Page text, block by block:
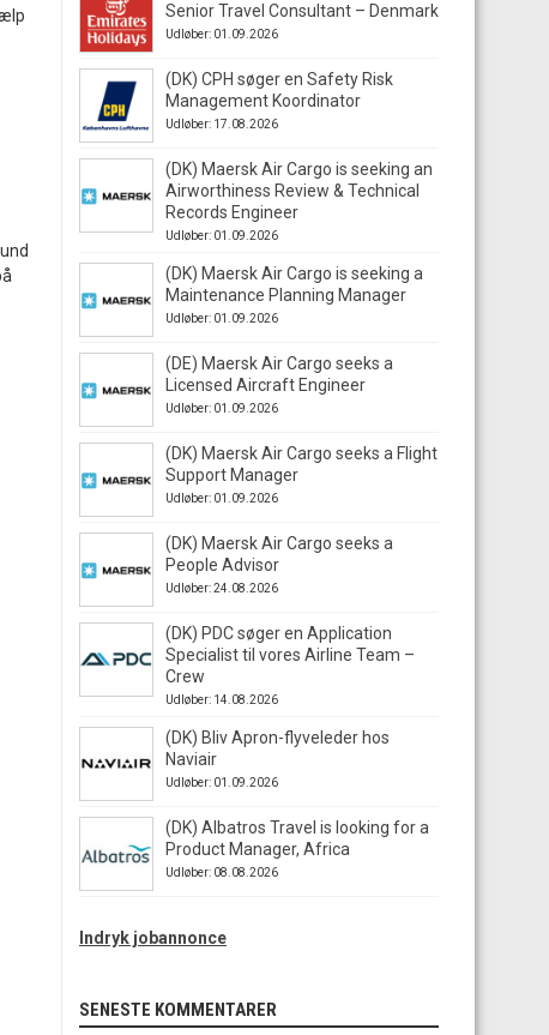
Senior Travel Consultant – Denmark
Udløber: 01.09.2026
(DK) CPH søger en Safety Risk
Management Koordinator
Udløber: 17.08.2026
(DK) Maersk Air Cargo is seeking an
Airworthiness Review & Technical
Records Engineer
Udløber: 01.09.2026
(DK) Maersk Air Cargo is seeking a
Maintenance Planning Manager
Udløber: 01.09.2026
(DE) Maersk Air Cargo seeks a
Licensed Aircraft Engineer
Udløber: 01.09.2026
(DK) Maersk Air Cargo seeks a Flight
Support Manager
Udløber: 01.09.2026
(DK) Maersk Air Cargo seeks a
People Advisor
Udløber: 24.08.2026
(DK) PDC søger en Application
Specialist til vores Airline Team –
Crew
Udløber: 14.08.2026
(DK) Bliv Apron-flyveleder hos
Naviair
Udløber: 01.09.2026
(DK) Albatros Travel is looking for a
Product Manager, Africa
Udløber: 08.08.2026
Indryk jobannonce
SENESTE KOMMENTARER